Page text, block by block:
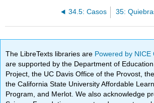
34.5: Casos 35:
The LibreTexts libraries are Powered by
are supported by the Department of
Project, the UC Davis Office of the Provost,
the California State University Affordable
Program, and Merlot. We also acknowledge